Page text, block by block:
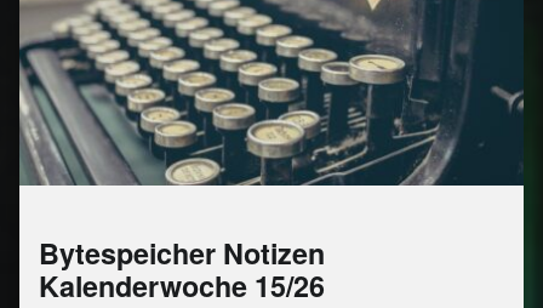
Bytespeicher Notizen
Kalenderwoche 15/26